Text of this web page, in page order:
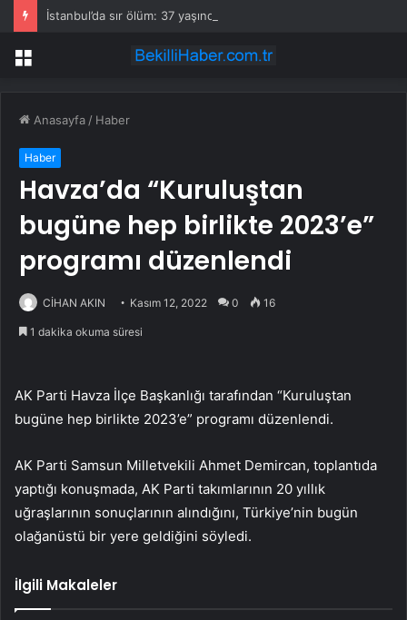
Menü
Anasayfa / Haber
Haber
Havza’da “Kuruluştan
bugüne hep birlikte 2023’e”
programı düzenlendi
CİHAN AKIN Kasım 12, 2022 0 16
1 dakika okuma süresi
AK Parti Havza İlçe Başkanlığı tarafından “Kuruluştan
bugüne hep birlikte 2023’e” programı düzenlendi.
AK Parti Samsun Milletvekili Ahmet Demircan, toplantıda
yaptığı konuşmada, AK Parti takımlarının 20 yıllık
uğraşlarının sonuçlarının alındığını, Türkiye’nin bugün
olağanüstü bir yere geldiğini söyledi.
İlgili Makaleler